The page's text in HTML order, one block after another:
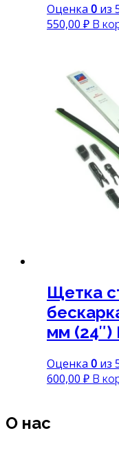
Оценка 0 из
550,00 ₽ В
Щетка
мм (24″)
Оценка 0 из
600,00 ₽ В
О нас